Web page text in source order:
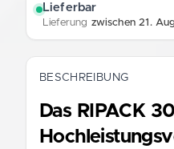
Lieferbar
Lieferung zwischen 21.
BESCHREIBUNG
Das RIPACK